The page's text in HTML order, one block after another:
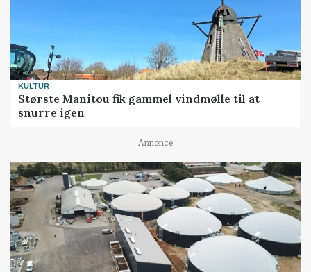
KULTUR
Største Manitou fik gammel vindmølle til at
snurre igen
Annonce